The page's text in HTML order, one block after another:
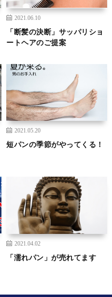
2021.06.10
「断髪の決断」サッパリショ
ートヘアのご提案
2021.05.20
短パンの季節がやってくる！
2021.04.02
「濡れパン」が売れてます